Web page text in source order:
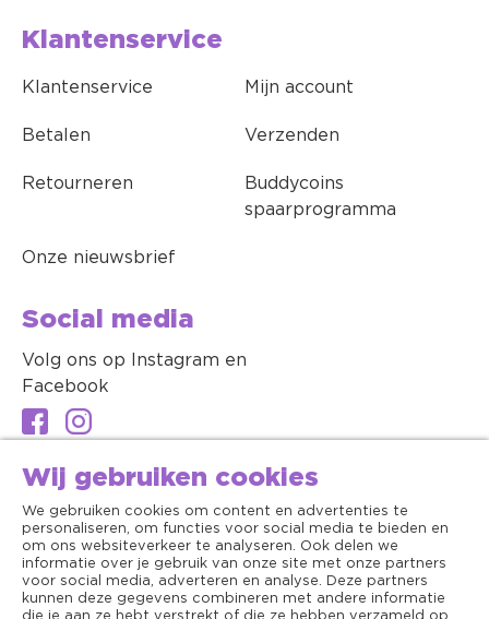
Klantenservice
Klantenservice Mijn account
Betalen Verzenden
Retourneren
Buddycoins
spaarprogramma
Onze nieuwsbrief
Social media
Volg ons op Instagram en
Facebook
Wij gebruiken cookies
We gebruiken cookies om content en advertenties te
personaliseren, om functies voor social media te bieden en
om ons websiteverkeer te analyseren. Ook delen we
informatie over je gebruik van onze site met onze partners
voor social media, adverteren en analyse. Deze partners
kunnen deze gegevens combineren met andere informatie